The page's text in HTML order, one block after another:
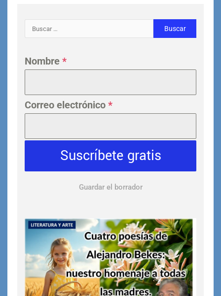
Nombre *
Correo electrónico *
Suscríbete gratis
Guardar el borrador